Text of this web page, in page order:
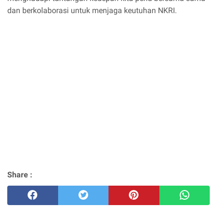
dan berkolaborasi untuk menjaga keutuhan NKRI.
Share :